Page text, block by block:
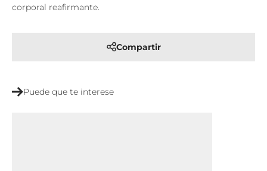
corporal reafirmante.
Compartir
Puede que te interese